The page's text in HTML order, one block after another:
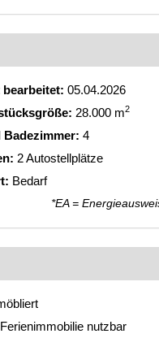
05.04.2026
28.000 m2
Badezimmer: 4
2 Autostellplätze
Bedarf
*EA =
nutzbar